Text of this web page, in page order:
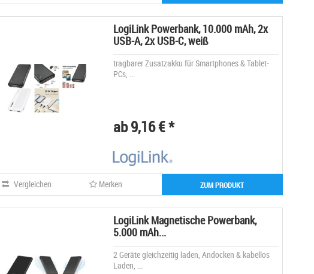
LogiLink Powerbank, 10.000 mAh, 2x
USB-A, 2x USB-C, weiß
tragbarer Zusatzakku für Smartphones & Tablet-
PCs, ...
ab 9,16 € *
ZUM PRODUKT
Vergleichen Merken
LogiLink Magnetische Powerbank,
5.000 mAh...
2 Geräte gleichzeitig laden, Andocken & kabellos
Laden, ...